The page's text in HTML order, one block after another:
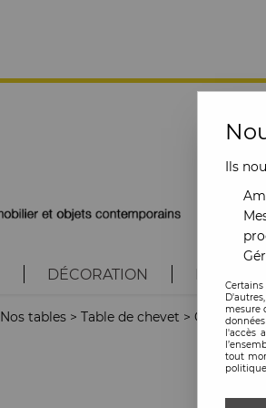
DÉCORATION
Nos tables > Table de chevet > Caisson
Ils
mesure
l'accès
tout